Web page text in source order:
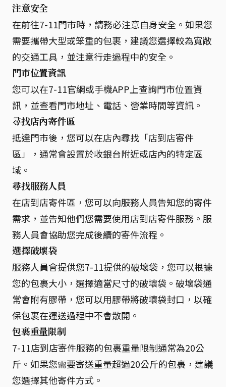
注意安全
在前往7-11門市時，請務必注意自身安全。如果您
需要攜帶大型或笨重的包裹，建議您選擇較為寬敞
的交通工具，並注意行走過程中的安全。
門市位置資訊
您可以在7-11官網或手機APP上查詢門市位置資
訊，並查看門市地址、電話、營業時間等資訊。
尋找店內寄件區
抵達門市後，您可以在店內尋找「店到店寄件
區」，通常會設置於收銀台附近或店內的特定區
域。
尋找服務人員
在店到店寄件區，您可以向服務人員告知您的寄件
需求，並告知他們您需要使用店到店寄件服務。服
務人員會協助您完成後續的寄件流程。
選擇破壞袋
服務人員會提供您7-11提供的破壞袋，您可以根據
您的包裹大小，選擇適當尺寸的破壞袋。破壞袋通
常會附有膠帶，您可以用膠帶將破壞袋封口，以確
保包裹在運送過程中不會散開。
包裹重量限制
7-11店到店寄件服務的包裹重量限制通常為20公
斤。如果您需要寄送重量超過20公斤的包裹，建議
您選擇其他寄件方式。